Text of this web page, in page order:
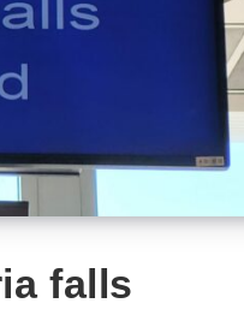
falls